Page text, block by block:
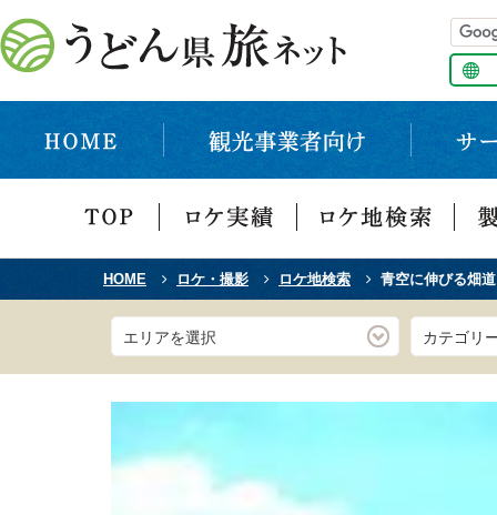
HOME ロケ・撮影 ロケ地検索 青空に伸びる畑道
エリアを選択 カテゴリ